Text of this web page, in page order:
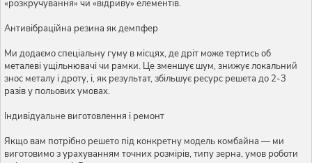
«розкручування» чи «відриву» елементів.
Антивібраційна резина як демпфер
Ми додаємо спеціальну гуму в місцях, де дріт може тертись об
металеві ущільнювачі чи рамки. Це зменшує шум, знижує локальний
знос металу і дроту, і, як результат, збільшує ресурс решета до 2-3
разів у польових умовах.
Індивідуальне виготовлення і ремонт
Якщо вам потрібно решето під конкретну модель комбайна — ми
виготовимо з урахуванням точних розмірів, типу зерна, умов роботи